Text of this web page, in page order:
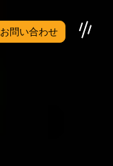
お問い合わせ